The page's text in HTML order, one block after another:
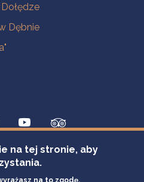
Dębnie
na tej stronie, aby
na to zgodę.